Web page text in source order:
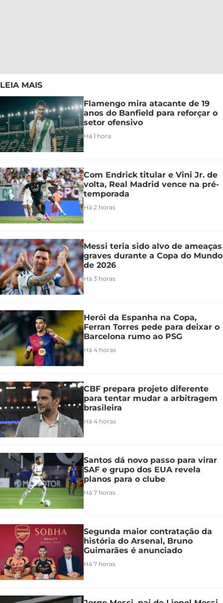
LEIA MAIS
Flamengo mira atacante de 19
anos do Banfield para reforçar o
setor ofensivo
Há 1 hora
Com Endrick titular e Vini Jr. de
volta, Real Madrid vence na pré-
temporada
Há 2 horas
Messi teria sido alvo de ameaças
graves durante a Copa do Mundo
de 2026
Há 3 horas
Herói da Espanha na Copa,
Ferran Torres pede para deixar o
Barcelona rumo ao PSG
Há 4 horas
CBF prepara projeto diferente
para tentar mudar a arbitragem
brasileira
Há 4 horas
Santos dá novo passo para virar
SAF e grupo dos EUA revela
planos para o clube
Há 7 horas
Segunda maior contratação da
história do Arsenal, Bruno
Guimarães é anunciado
Há 7 horas